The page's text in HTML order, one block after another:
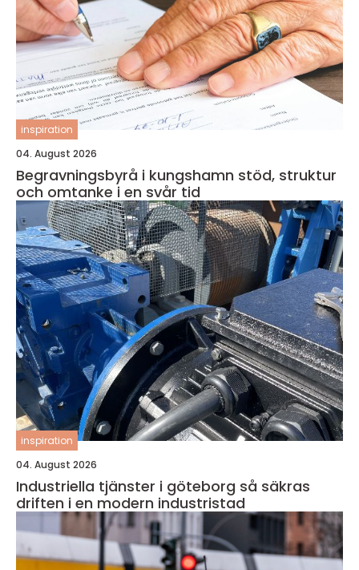
inspiration
04. August 2026
Begravningsbyrå i kungshamn stöd, struktur
och omtanke i en svår tid
inspiration
04. August 2026
Industriella tjänster i göteborg så säkras
driften i en modern industristad